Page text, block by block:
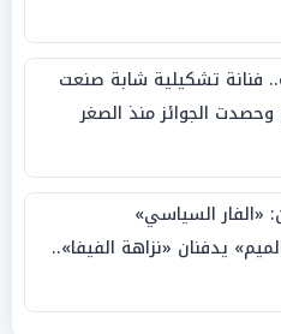
فنانة تشكيلية شابة صنعت
وحصدت الجوائز منذ الصغر
«الفار السياسي»
يدفنان «نزاهة الفيفا»..